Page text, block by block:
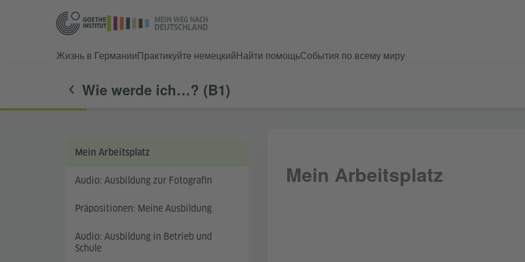
Жизнь в ГерманииПрактикуйте немецкийНайти помощьСобытия по всему миру
Wie werde ich…? (B1)
Mein Arbeitsplatz
Audio: Ausbildung zur Fotografin
Präpositionen: Meine Ausbildung
Audio: Ausbildung in Betrieb und
Schule
Mein Arbeitsplatz